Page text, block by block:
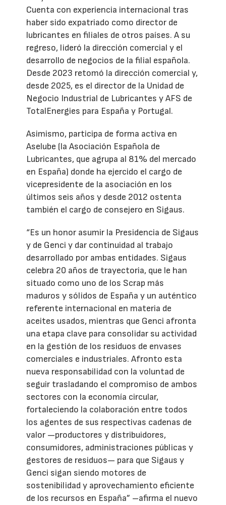
Cuenta con experiencia internacional tras
haber sido expatriado como director de
lubricantes en filiales de otros países. A su
regreso, lideró la dirección comercial y el
desarrollo de negocios de la filial española.
Desde 2023 retomó la dirección comercial y,
desde 2025, es el director de la Unidad de
Negocio Industrial de Lubricantes y AFS de
TotalEnergies para España y Portugal.
Asimismo, participa de forma activa en
Aselube (la Asociación Española de
Lubricantes, que agrupa al 81% del mercado
en España) donde ha ejercido el cargo de
vicepresidente de la asociación en los
últimos seis años y desde 2012 ostenta
también el cargo de consejero en Sigaus.
“Es un honor asumir la Presidencia de Sigaus
y de Genci y dar continuidad al trabajo
desarrollado por ambas entidades. Sigaus
celebra 20 años de trayectoria, que le han
situado como uno de los Scrap más
maduros y sólidos de España y un auténtico
referente internacional en materia de
aceites usados, mientras que Genci afronta
una etapa clave para consolidar su actividad
en la gestión de los residuos de envases
comerciales e industriales. Afronto esta
nueva responsabilidad con la voluntad de
seguir trasladando el compromiso de ambos
sectores con la economía circular,
fortaleciendo la colaboración entre todos
los agentes de sus respectivas cadenas de
valor —productores y distribuidores,
consumidores, administraciones públicas y
gestores de residuos— para que Sigaus y
Genci sigan siendo motores de
sostenibilidad y aprovechamiento eficiente
de los recursos en España” –afirma el nuevo